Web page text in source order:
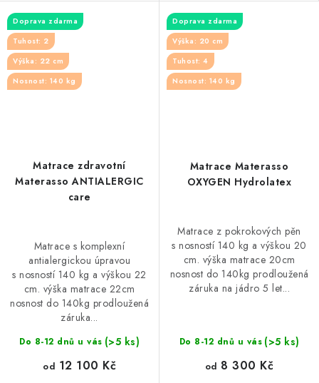
Matrace zdravotní
Materasso ANTIALERGIC
care
Doprava zdarma
Tuhost: 2
Výška: 22 cm
Nosnost: 140 kg
Do 8-12 dnů u vás (>5 ks)
od 12 100 Kč
Matrace s komplexní
antialergickou úpravou
s nosností 140 kg a výškou 22
cm. výška matrace 22cm
nosnost do 140kg prodloužená
záruka...
Matrace Materasso
OXYGEN Hydrolatex
Doprava zdarma
Výška: 20 cm
Tuhost: 4
Nosnost: 140 kg
Do 8-12 dnů u vás (>5 ks)
od 8 300 Kč
Matrace z pokrokových pěn
s nosností 140 kg a výškou 20
cm. výška matrace 20cm
nosnost do 140kg prodloužená
záruka na jádro 5 let...